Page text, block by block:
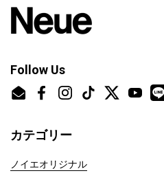
Follow Us
Email FacebookInstagramTikTokTwitterYouTube
カテゴリー
ノイエオリジナル